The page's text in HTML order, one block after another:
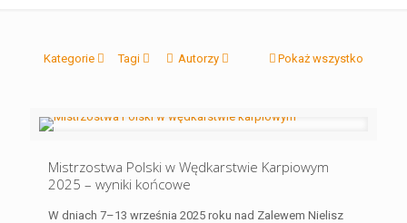
Kategorie Tagi Autorzy Pokaż wszystko
Mistrzostwa Polski w Wędkarstwie Karpiowym
2025 – wyniki końcowe
W dniach 7–13 września 2025 roku nad Zalewem Nielisz